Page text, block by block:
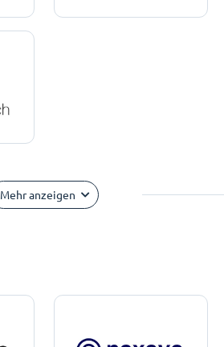
Mehr anzeigen